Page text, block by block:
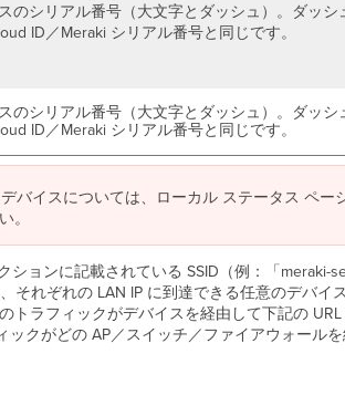
ス
テ
ス
ペ
ジ
へ
の
ー
ト
ア
ク
のシリアル番号（大文字とダッシュ）。ダッシ
ID／Meraki シリアル番号と同じです。
のシリアル番号（大文字とダッシュ）。ダッシ
ID／Meraki シリアル番号と同じです。
バイスについては、ローカル ステータス ペー
。
ションに記載されている SSID（例：「meraki-
それぞれの LAN IP に到達できる任意のデバイ
トラフィックがデバイスを経由して下記の
クがどの AP／スイッチ／ファイアウォール